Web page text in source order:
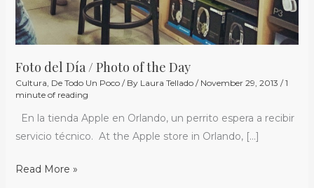
Foto del Día / Photo of the Day
Cultura, De Todo Un Poco/ By Laura Tellado / November 29, 2013 /1
minute of reading
En la tienda Apple en Orlando, un perrito espera a recibir
servicio técnico. At the Apple store in Orlando, […]
Read More »